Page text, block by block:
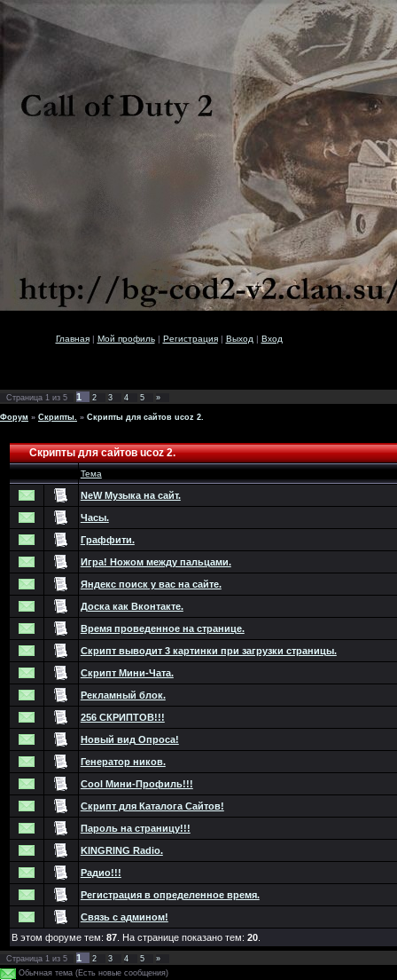
Главная| Мой профиль| Регистрация| Выход | Вход
Страница 1 из 5 1 2 3 4 5 »
Форум » Скрипты. » Скрипты для сайтов ucoz 2.
Скрипты для сайтов ucoz 2.
Тема
NeW Музыка на сайт.
Часы.
Граффити.
Игра! Ножом между пальцами.
Яндекс поиск у вас на сайте.
Доска как Вконтакте.
Время проведенное на странице.
Скрипт выводит 3 картинки при загрузки страницы.
Скрипт Мини-Чата.
Рекламный блок.
256 СКРИПТОВ!!!
Новый вид Опроса!
Генератор ников.
Cool Мини-Профиль!!!
Скрипт для Каталога Сайтов!
Пароль на страницу!!!
KINGRING Radio.
Радио!!!
Peгиcтpaция в oпpeдeлeннoe вpeмя.
Связь с админом!
В этом форуме тем: 87. На странице показано тем: 20.
Страница 1 из 5 1 2 3 4 5
»
Обычная тема (Есть новые сообщения)